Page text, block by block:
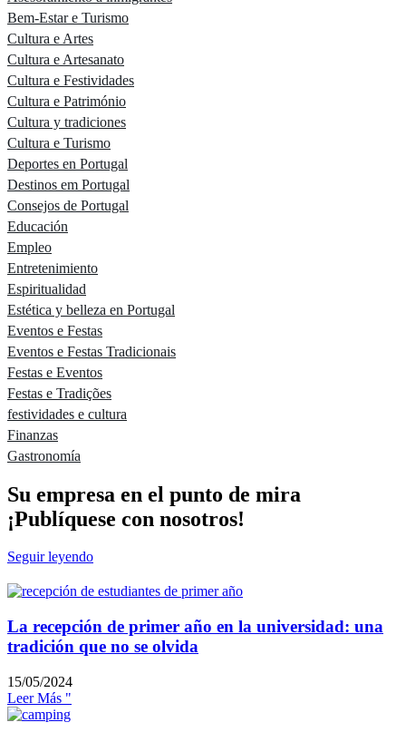
Bem-Estar e Turismo
Cultura e Artes
Cultura e Artesanato
Cultura e Festividades
Cultura e Património
Cultura y tradiciones
Cultura e Turismo
Deportes en Portugal
Destinos em Portugal
Consejos de Portugal
Educación
Empleo
Entretenimiento
Espiritualidad
Estética y belleza en Portugal
Eventos e Festas
Eventos e Festas Tradicionais
Festas e Eventos
Festas e Tradições
festividades e cultura
Finanzas
Gastronomía
Su empresa en el punto de mira
¡Publíquese con nosotros!
Seguir leyendo
La recepción de primer año en la universidad: una
tradición que no se olvida
15/05/2024
Leer Más "